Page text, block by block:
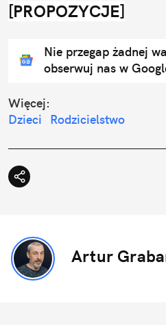
[PROPOZYCJE]
Nie przegap żadnej
obserwuj nas w
Więcej:
Dzieci
Rodzicielstwo
Artur